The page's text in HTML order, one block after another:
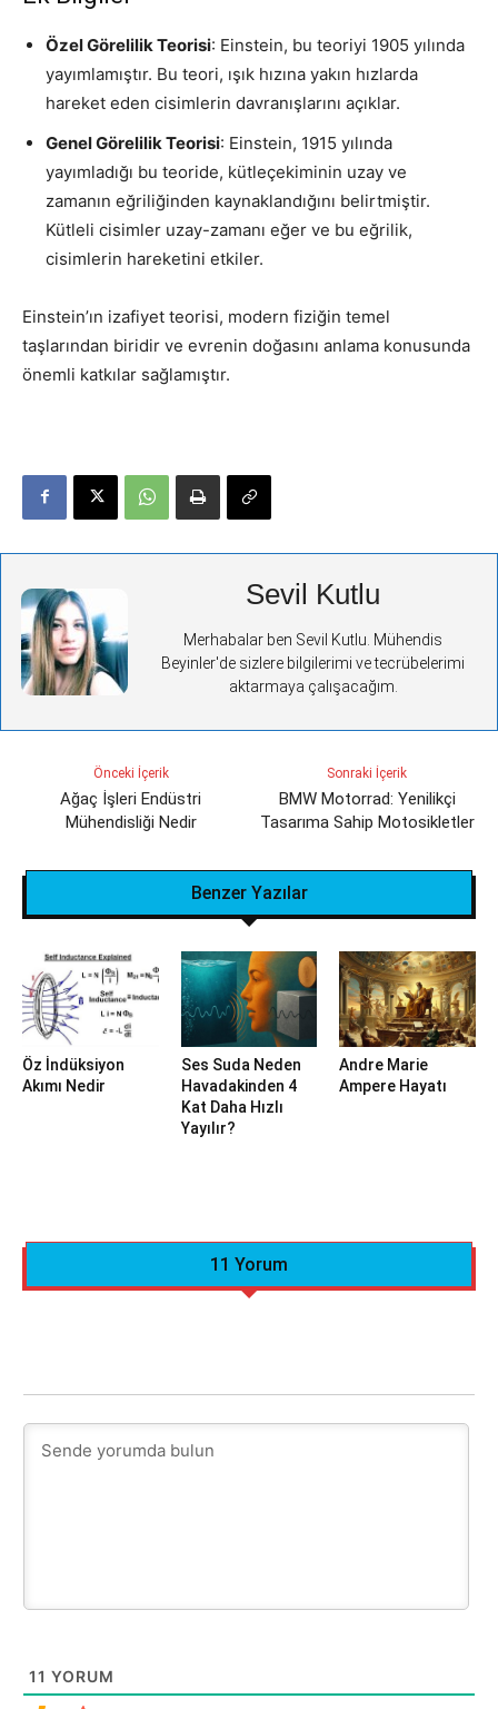
Özel Görelilik Teorisi: Einstein, bu teoriyi 1905 yılında
yayımlamıştır. Bu teori, ışık hızına yakın hızlarda
hareket eden cisimlerin davranışlarını açıklar.
Genel Görelilik Teorisi: Einstein, 1915 yılında
yayımladığı bu teoride, kütleçekiminin uzay ve
zamanın eğriliğinden kaynaklandığını belirtmiştir.
Kütleli cisimler uzay-zamanı eğer ve bu eğrilik,
cisimlerin hareketini etkiler.
Einstein’ın izafiyet teorisi, modern fiziğin temel
taşlarından biridir ve evrenin doğasını anlama konusunda
önemli katkılar sağlamıştır.
Sevil Kutlu
Merhabalar ben Sevil Kutlu. Mühendis
Beyinler'de sizlere bilgilerimi ve tecrübelerimi
aktarmaya çalışacağım.
Önceki İçerik
Ağaç İşleri Endüstri
Mühendisliği Nedir
Sonraki İçerik
BMW Motorrad: Yenilikçi
Tasarıma Sahip Motosikletler
Benzer Yazılar
Öz İndüksiyon
Akımı Nedir
Ses Suda Neden
Havadakinden 4
Kat Daha Hızlı
Yayılır?
Andre Marie
Ampere Hayatı
11 Yorum
11 YORUM